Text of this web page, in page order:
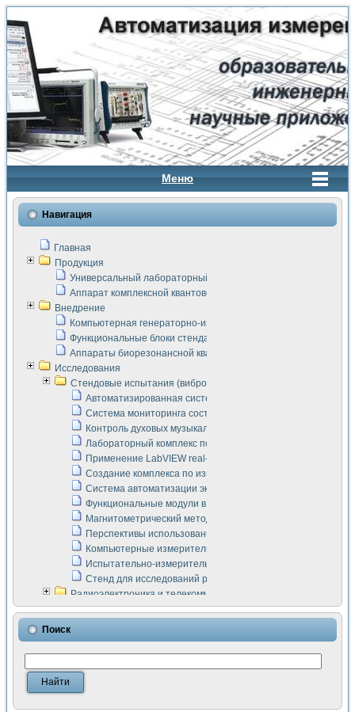
Меню
Навигация
Главная
Продукция
Универсальный лабораторный стенд "Сигнал-USB"
Аппарат комплексной квантовой терапии Интроскан
Внедрение
Компьютерная генераторно-измерительная система
Функциональные блоки стенда "Сигнал-USB"
Аппараты биорезонансной квантовой терапии серии СКАН
Исследования
Стендовые испытания (виброакустика, тензометрия и т.п.)
Автоматизированная система измерения параметров
Система мониторинга состояния тяговых
Контроль духовых музыкальных инструментов
Лабораторный комплекс по исследованию элементной
Применение LabVIEW real-time module для
Создание комплекса по измерению скорости подвижного
Система автоматизации экспериментальных
Функциональные модули в стандарте Nl SCXI для
Магнитометрический метод в дефектоскопии сварных
Перспективы использования машинного зрения в
Компьютерные измерительные системы для
Испытательно-измерительный комплекс аппаратуры для
Стенд для исследований рабочих процессов ДВС в
Радиоэлектроника и телекоммуникации
LabVIEW в расчетах радиолиний систем передачи данных
Аппаратно-программный комплекс для исследования
Виртуальный лабораторный стенд для исследования
Измерение шумовых параметров операционных
Измерительный преобразователь на основе цифровой
Поиск